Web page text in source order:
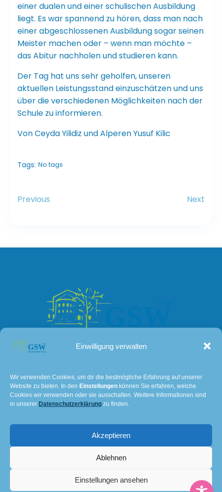
Einwilligung verwalten
Wir verwenden Cookies, um dir die bestmögliche Erfahrung auf unserer
Website zu bieten. In den Einstellungen können Sie erfahren, welche
Cookies wir verwenden oder sie ausschalten. Weitere Informationen sind
in unserer Datenschutzerklärung zu finden.
Akzeptieren
Ablehnen
Einstellungen ansehen
einer dualen und einer schulischen Ausbildung
liegt. Es war spannend zu hören, dass man nach
einer abgeschlossenen Ausbildung sogar seinen
Meister machen oder – wenn man möchte –
das Abitur nachholen und studieren kann.
Der Tag hat uns sehr geholfen, unseren
aktuellen Leistungsstand einzuschätzen und uns
über die verschiedenen Möglichkeiten nach der
Schule zu informieren.
Von Ceyda Yilidiz und Alperen Yusuf Kilic
Tags: No tags
Previous Next
Lissaer Straße 7
28237 Bremen
Tel: 0421 – 36114611
501@schulverwaltung.bremen.de
Impressum und Datenschutz
using WordPress andKubio